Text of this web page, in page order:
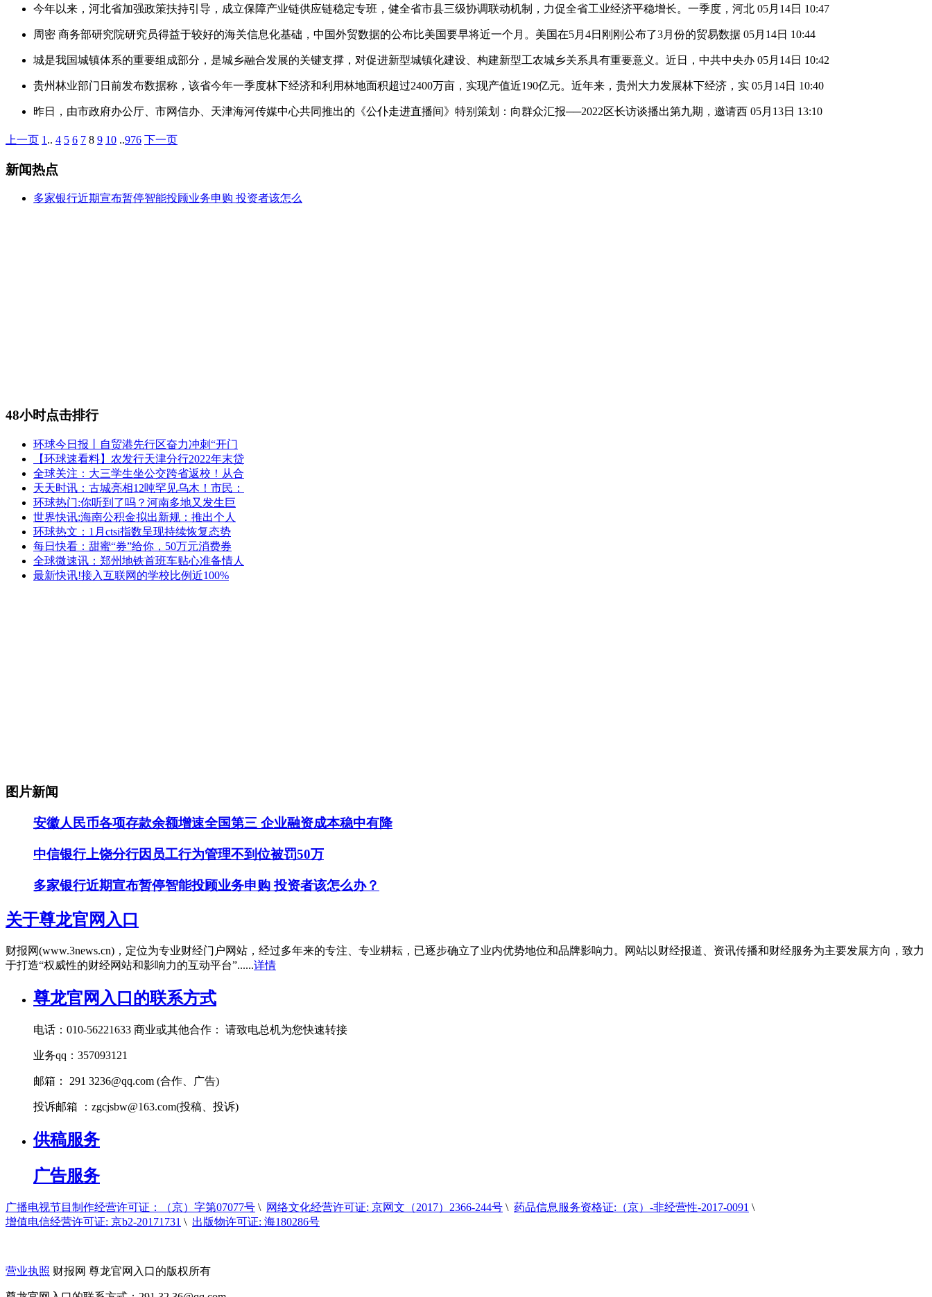
今年以来，河北省加强政策扶持引导，成立保障产业链供应链稳定专班，健全省市县三级协调联动机制，力促全省工业经济平稳增长。一季度，河北 05月14日 10:47
周密 商务部研究院研究员得益于较好的海关信息化基础，中国外贸数据的公布比美国要早将近一个月。美国在5月4日刚刚公布了3月份的贸易数据 05月14日 10:44
城是我国城镇体系的重要组成部分，是城乡融合发展的关键支撑，对促进新型城镇化建设、构建新型工农城乡关系具有重要意义。近日，中共中央办 05月14日 10:42
贵州林业部门日前发布数据称，该省今年一季度林下经济和利用林地面积超过2400万亩，实现产值近190亿元。近年来，贵州大力发展林下经济，实 05月14日 10:40
昨日，由市政府办公厅、市网信办、天津海河传媒中心共同推出的《公仆走进直播间》特别策划：向群众汇报──2022区长访谈播出第九期，邀请西 05月13日 13:10
上一页 1 .. 4 5 6 7 8 9 10 ..976 下一页
新闻热点
多家银行近期宣布暂停智能投顾业务申购 投资者该怎么
48小时点击排行
环球今日报丨自贸港先行区奋力冲刺“开门
【环球速看料】农发行天津分行2022年末贷
全球关注：大三学生坐公交跨省返校！从合
天天时讯：古城亮相12吨罕见乌木！市民：
环球热门:你听到了吗？河南多地又发生巨
世界快讯:海南公积金拟出新规：推出个人
环球热文：1月ctsi指数呈现持续恢复态势
每日快看：甜蜜“券”给你，50万元消费券
全球微速讯：郑州地铁首班车贴心准备情人
最新快讯!接入互联网的学校比例近100%
图片新闻
安徽人民币各项存款余额增速全国第三 企业融资成本稳中有降
中信银行上饶分行因员工行为管理不到位被罚50万
多家银行近期宣布暂停智能投顾业务申购 投资者该怎么办？
关于尊龙官网入口
财报网(www.3news.cn)，定位为专业财经门户网站，经过多年来的专注、专业耕耘，已逐步确立了业内优势地位和品牌影响力。网站以财经报道、资讯传播和财经服务为主要发展方向，致力
于打造“权威性的财经网站和影响力的互动平台”......详情
尊龙官网入口的联系方式
电话：010-56221633 商业或其他合作： 请致电总机为您快速转接
业务qq：357093121
邮箱： 291 3236@qq.com (合作、广告)
投诉邮箱 ： zgcjsbw@163.com(投稿、投诉)
供稿服务
广告服务
广播电视节目制作经营许可证：（京）字第07077号 \ 网络文化经营许可证: 京网文（2017）2366-244号 \ 药品信息服务资格证:（京）-非经营性-2017-0091 \
增值电信经营许可证: 京b2-20171731 \ 出版物许可证: 海180286号
营业执照 财报网 尊龙官网入口的版权所有